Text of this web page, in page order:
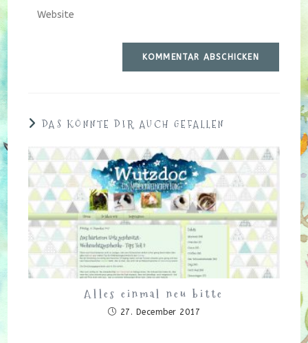
Kommentieren
Mail-
Gib
deine
DAS KÖNNTE DIR AUCH GEFALLEN
Alles einmal neu bitte
27. December 2017